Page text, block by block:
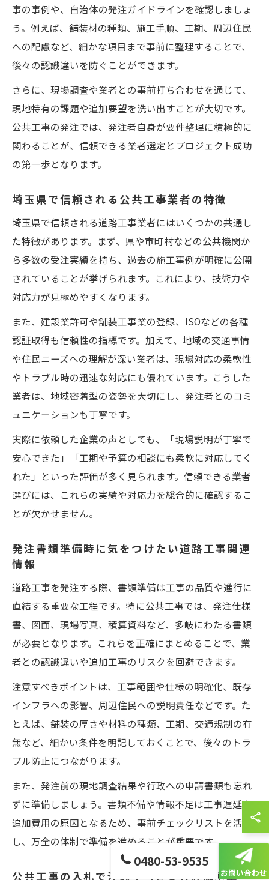
事の事例や、自治体の発注ガイドラインを確認しましょ
う。例えば、舗装材の種類、施工手順、工期、周辺住民
への配慮など、細かな項目まで事前に整理することで、
後々の認識違いを防ぐことができます。
さらに、現場調査や業者との事前打ち合わせを通じて、
現地特有の課題や追加要望を洗い出すことが大切です。
公共工事の発注では、発注者自身が要件整理に積極的に
関わることが、信頼できる業者選定とプロジェクト成功
の第一歩となります。
埼玉県で信頼される公共工事業者の特徴
埼玉県で信頼される道路工事業者にはいくつかの共通し
た特徴があります。まず、県や市町村などの公共機関か
ら多数の受注実績を持ち、過去の施工事例が明確に公開
されていることが挙げられます。これにより、技術力や
対応力が見極めやすくなります。
また、建設業許可や舗装工事業の登録、ISOなどの各種
認証取得も信頼性の指標です。加えて、地域の交通事情
や住民ニーズへの理解が深い業者は、現場対応の柔軟性
やトラブル時の迅速な対応にも優れています。こうした
業者は、地域密着型の姿勢を大切にし、発注者とのコミ
ュニケーションも丁寧です。
実際に依頼した企業の声としても、「現場説明が丁寧で
安心できた」「工期や予算の相談にも柔軟に対応してく
れた」といった評価が多く見られます。信頼できる業者
選びには、これらの実績や対応力を総合的に確認するこ
とが欠かせません。
発注書類準備時に気をつけたい道路工事関連
情報
道路工事を発注する際、書類準備は工事の品質や進行に
直結する重要な工程です。特に公共工事では、発注仕様
書、図面、現場写真、積算資料など、多岐にわたる書類
が必要となります。これらを正確にまとめることで、業
者との認識違いや追加工事のリスクを回避できます。
注意すべきポイントは、工事範囲や仕様の明確化、既存
インフラへの影響、周辺住民への説明責任などです。た
とえば、舗装の厚さや材料の種類、工期、交通規制の有
無など、細かい条件を明記しておくことで、後々のトラ
ブル防止につながります。
また、発注前の現地調査結果や行政への申請書類も忘れ
ずに準備しましょう。書類不備や情報不足は工事遅延や
追加費用の原因となるため、事前チェックリストを活用
し、万全の体制で準備を進めることが重要です。
公共工事の入札で注意すべき業者評価基準
0480-53-9535
お問い合わせ